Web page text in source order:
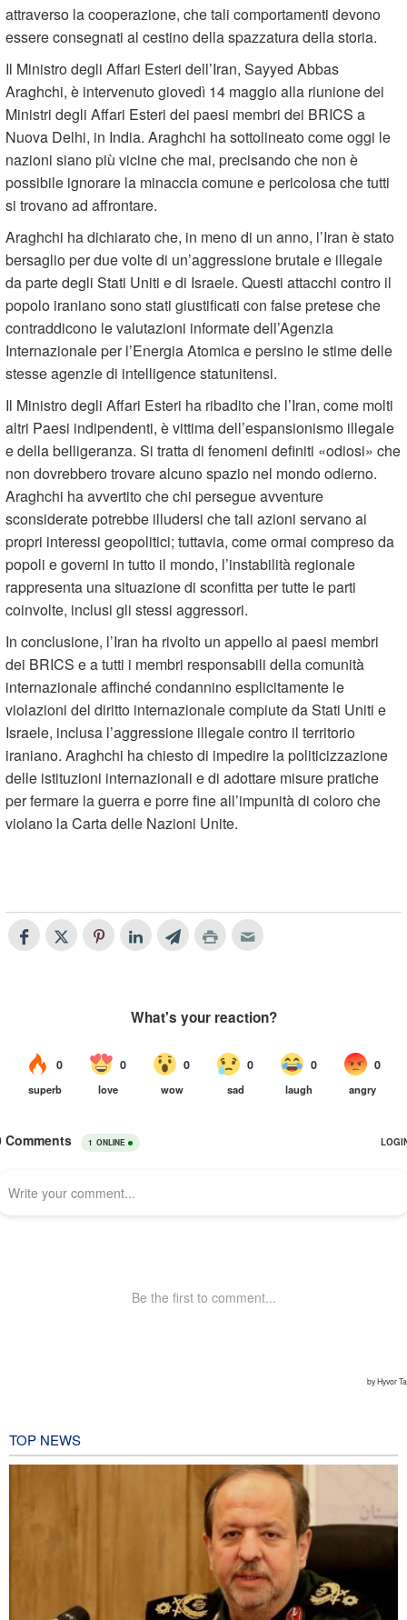
attraverso la cooperazione, che tali comportamenti devono
essere consegnati al cestino della spazzatura della storia.
Il Ministro degli Affari Esteri dell’Iran, Sayyed Abbas
Araghchi, è intervenuto giovedì 14 maggio alla riunione dei
Ministri degli Affari Esteri dei paesi membri dei BRICS a
Nuova Delhi, in India. Araghchi ha sottolineato come oggi le
nazioni siano più vicine che mai, precisando che non è
possibile ignorare la minaccia comune e pericolosa che tutti
si trovano ad affrontare.
Araghchi ha dichiarato che, in meno di un anno, l’Iran è stato
bersaglio per due volte di un’aggressione brutale e illegale
da parte degli Stati Uniti e di Israele. Questi attacchi contro il
popolo iraniano sono stati giustificati con false pretese che
contraddicono le valutazioni informate dell’Agenzia
Internazionale per l’Energia Atomica e persino le stime delle
stesse agenzie di intelligence statunitensi.
Il Ministro degli Affari Esteri ha ribadito che l’Iran, come molti
altri Paesi indipendenti, è vittima dell’espansionismo illegale
e della belligeranza. Si tratta di fenomeni definiti «odiosi» che
non dovrebbero trovare alcuno spazio nel mondo odierno.
Araghchi ha avvertito che chi persegue avventure
sconsiderate potrebbe illudersi che tali azioni servano ai
propri interessi geopolitici; tuttavia, come ormai compreso da
popoli e governi in tutto il mondo, l’instabilità regionale
rappresenta una situazione di sconfitta per tutte le parti
coinvolte, inclusi gli stessi aggressori.
In conclusione, l’Iran ha rivolto un appello ai paesi membri
dei BRICS e a tutti i membri responsabili della comunità
internazionale affinché condannino esplicitamente le
violazioni del diritto internazionale compiute da Stati Uniti e
Israele, inclusa l’aggressione illegale contro il territorio
iraniano. Araghchi ha chiesto di impedire la politicizzazione
delle istituzioni internazionali e di adottare misure pratiche
per fermare la guerra e porre fine all’impunità di coloro che
violano la Carta delle Nazioni Unite.
TOP NEWS